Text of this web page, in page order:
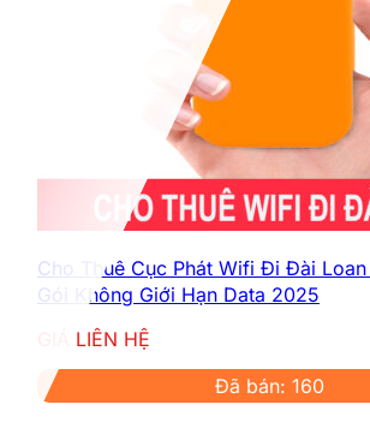
Cho Thuê Cục Phát Wifi Đi Đài
Gói Không Giới Hạn Data 2025
GIÁ LIÊN HỆ
Đã bán: 160